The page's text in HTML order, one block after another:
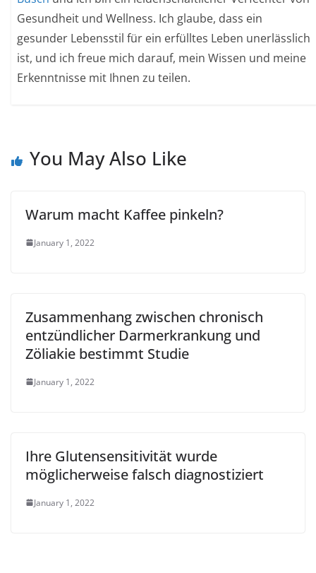
Gesundheit und Wellness. Ich glaube, dass ein
gesunder Lebensstil für ein erfülltes Leben unerlässlich
ist, und ich freue mich darauf, mein Wissen und meine
Erkenntnisse mit Ihnen zu teilen.
You May Also Like
Warum macht Kaffee pinkeln?
January 1, 2022
Zusammenhang zwischen chronisch
entzündlicher Darmerkrankung und
Zöliakie bestimmt Studie
January 1, 2022
Ihre Glutensensitivität wurde
möglicherweise falsch diagnostiziert
January 1, 2022